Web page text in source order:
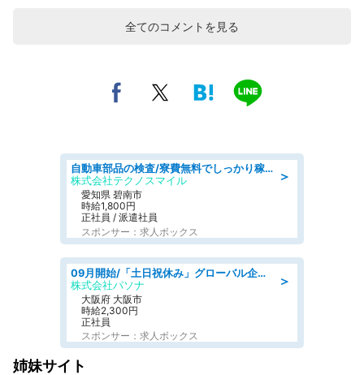
全てのコメントを見る
＞
自動車部品の検査/寮費無料でしっかり稼げる denso aichi
株式会社テクノスマイル
愛知県 碧南市
時給1,800円
正社員 / 派遣社員
スポンサー：求人ボックス
＞
09月開始/「土日祝休み」グローバル企業での産業保健のお仕事/保健師/高時給/残業なし/服装自由
株式会社パソナ
大阪府 大阪市
時給2,300円
正社員
スポンサー：求人ボックス
姉妹サイト